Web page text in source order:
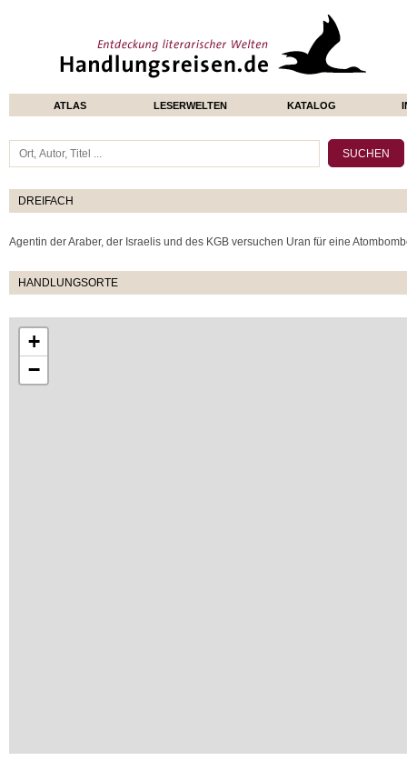
ATLAS LESERWELTEN KATALOG
DREIFACH
Agentin der Araber, der Israelis und des KGB versuchen Uran für eine
HANDLUNGSORTE
+
−